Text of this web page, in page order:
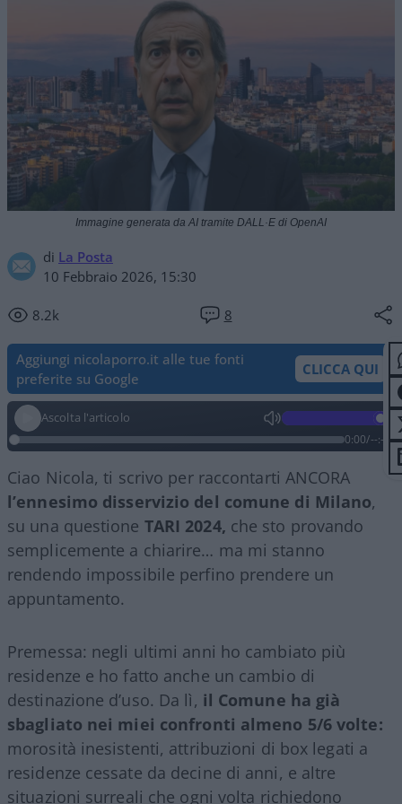
di La Posta
10 Febbraio 2026, 15:30
8.2k 8
Immagine generata da AI tramite DALL·E di OpenAI
Aggiungi nicolaporro.it alle tue fonti
preferite su Google
CLICCA QUI
Ascolta l'articolo
0:00/--:--
Ciao Nicola, ti scrivo per raccontarti ANCORA
l’ennesimo disservizio del comune di Milano,
su una questione TARI 2024, che sto provando
semplicemente a chiarire… ma mi stanno
rendendo impossibile perfino prendere un
appuntamento.
Premessa: negli ultimi anni ho cambiato più
residenze e ho fatto anche un cambio di
destinazione d’uso. Da lì, il Comune ha già
sbagliato nei miei confronti almeno 5/6 volte:
morosità inesistenti, attribuzioni di box legati a
residenze cessate da decine di anni, e altre
situazioni surreali che ogni volta richiedono